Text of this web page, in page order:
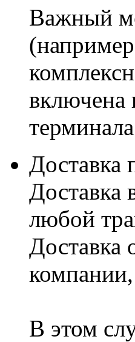
Важный
включена
Доставка
Доставка
любой
Доставка
В этом